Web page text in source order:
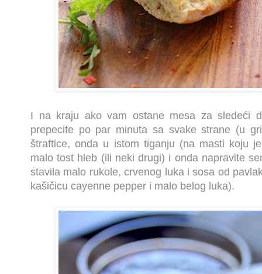
I na kraju ako vam ostane mesa za sledeći
prepecite po par minuta sa svake strane (u
štraftice, onda u istom tiganju (na masti koju
malo tost hleb (ili neki drugi) i onda napravite
stavila malo rukole, crvenog luka i sosa od
kašičicu cayenne pepper i malo belog luka).